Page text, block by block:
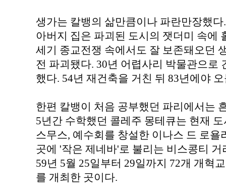
생가는 칼뱅의 삶만큼이나 파란만장했
아버지 집은 파괴된 도시의 잿더미 속에
세기 종교전쟁 속에서도 잘 보존돼오던
전 파괴됐다. 30년 어렵사리 박물관으로
했다. 54년 재건축을 거친 뒤 83년에야
한편 칼뱅이 처음 공부했던 파리에서는
5년간 수학했던 콜레주 몽테큐는 현재
스무스, 예수회를 창설한 이나스 드 로
곳에 '작은 제네바'로 불리는 비스콩티
59년 5월 25일부터 29일까지 72개 개혁
를 개최한 곳이다.